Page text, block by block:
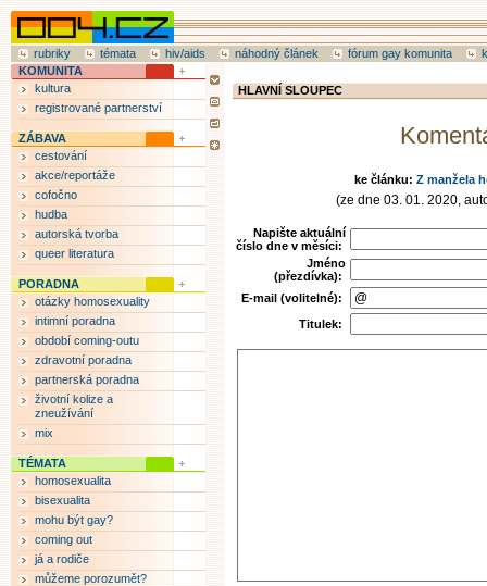
rubriky témata hiv/aids náhodný článek fórum gay komunita
HLAVNÍ SLOUPEC
ke článku: Z manžela
(ze dne 03. 01. 2020,
Napište aktuální
číslo dne v měsíci:
Jméno
(přezdívka):
E-mail (volitelné):
Titulek:
KOMUNITA
kultura
registrované partnerství
ZÁBAVA
cestování
akce/reportáže
cofočno
hudba
autorská tvorba
queer literatura
PORADNA
otázky homosexuality
intimní poradna
období coming-outu
zdravotní poradna
partnerská poradna
životní kolize a
zneužívání
mix
TÉMATA
homosexualita
bisexualita
mohu být gay?
coming out
já a rodiče
můžeme porozumět?